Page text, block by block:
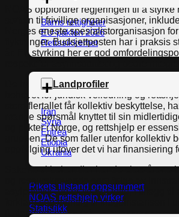
Barns rettigheter
EU-pakten 2026
Rettssikkerhet
Landprofiler
Iran
Syria
Eritrea
Etiopia
Ukrania
Rikets tilstand oppsummert
NOAS rettshjelp virker
Statistikk
NOAS oppfordrer regjeringen til å
støtten til frivillige organisasjoner,
Norges eneste spesialistorganisasjon
flyktninger. Budsjettposten har i praksis
år. En styrking her er god
De høye ankomstene av ukrainske
behovet for juridisk veiledning og
store flertallet får kollektiv beskyttelse,
mange spørsmål knyttet til sin
og plikter i Norge, og rettshjelp er
gruppen. De som faller utenfor kollektiv
oppfølging utover det vi har finansiering
Sakene vi behandler har de siste årene
og ressurskrevende som følge av
asylpolitikk- og praksis. Dette, i tillegg til
forklare seg muntlig til klageinstansen i
(Utlendingsnemnda) – gjør at mange er